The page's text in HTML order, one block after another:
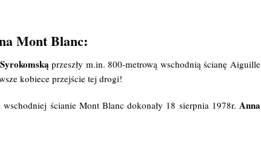
Mont Blanc:
przeszły m.in. 800-metrową wschodnią ścianę Aiguille
kobiece przejście tej drogi!
wschodniej ścianie Mont Blanc dokonały 18 sierpnia 1978r. Anna